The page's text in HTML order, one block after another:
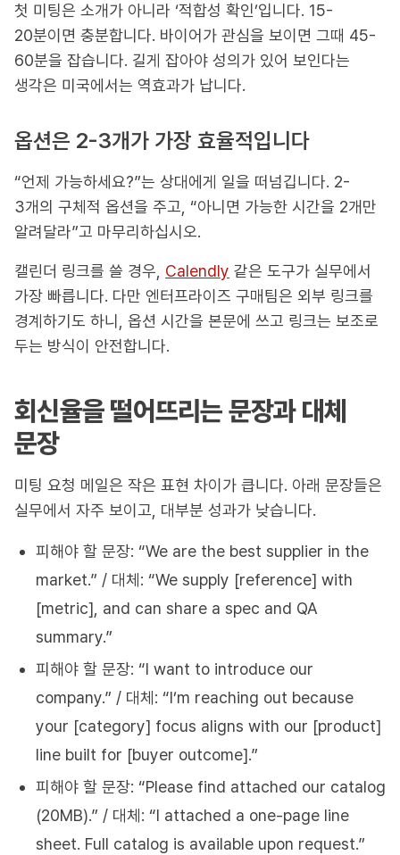
첫 미팅은 소개가 아니라 ‘적합성 확인’입니다. 15-
20분이면 충분합니다. 바이어가 관심을 보이면 그때 45-
60분을 잡습니다. 길게 잡아야 성의가 있어 보인다는
생각은 미국에서는 역효과가 납니다.
옵션은 2-3개가 가장 효율적입니다
“언제 가능하세요?”는 상대에게 일을 떠넘깁니다. 2-
3개의 구체적 옵션을 주고, “아니면 가능한 시간을 2개만
알려달라”고 마무리하십시오.
캘린더 링크를 쓸 경우, Calendly 같은 도구가 실무에서
가장 빠릅니다. 다만 엔터프라이즈 구매팀은 외부 링크를
경계하기도 하니, 옵션 시간을 본문에 쓰고 링크는 보조로
두는 방식이 안전합니다.
회신율을 떨어뜨리는 문장과 대체
문장
미팅 요청 메일은 작은 표현 차이가 큽니다. 아래 문장들은
실무에서 자주 보이고, 대부분 성과가 낮습니다.
피해야 할 문장: “We are the best supplier in the
market.” / 대체: “We supply [reference] with
[metric], and can share a spec and QA
summary.”
피해야 할 문장: “I want to introduce our
company.” / 대체: “I’m reaching out because
your [category] focus aligns with our [product]
line built for [buyer outcome].”
피해야 할 문장: “Please find attached our catalog
(20MB).” / 대체: “I attached a one-page line
sheet. Full catalog is available upon request.”